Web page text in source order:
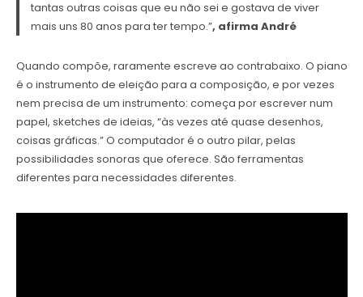
tantas outras coisas que eu não sei e gostava de viver
mais uns 80 anos para ter tempo.”, afirma André
Quando compõe, raramente escreve ao contrabaixo. O piano
é o instrumento de eleição para a composição, e por vezes
nem precisa de um instrumento: começa por escrever num
papel, sketches de ideias, “às vezes até quase desenhos,
coisas gráficas.” O computador é o outro pilar, pelas
possibilidades sonoras que oferece. São ferramentas
diferentes para necessidades diferentes.